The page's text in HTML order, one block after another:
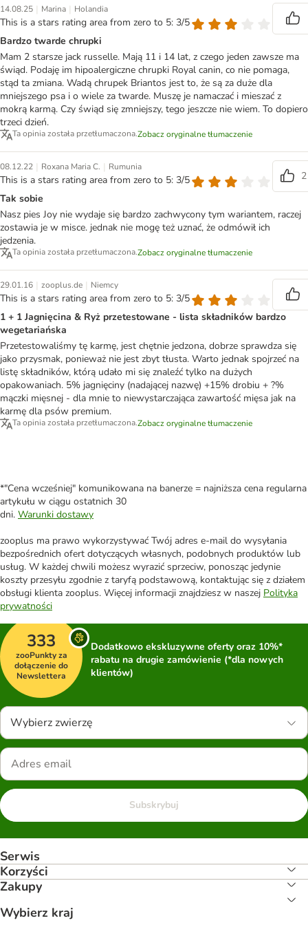
14.08.25 | Marina | Holandia
This is a stars rating area from zero to 5: 3/5
Bardzo twarde chrupki
Mam 2 starsze jack russelle. Mają 11 i 14 lat, z czego jeden zawsze ma
świąd. Podaję im hipoalergiczne chrupki Royal canin, co nie pomaga,
stąd ta zmiana. Wadą chrupek Briantos jest to, że są za duże dla
mniejszego psa i o wiele za twarde. Muszę je namaczać i mieszać z
mokrą karmą. Czy świąd się zmniejszy, tego jeszcze nie wiem. To dopiero
trzeci dzień.
Ta opinia została przetłumaczona.Zobacz oryginalne tłumaczenie
08.12.22 | Roxana Maria C. | Rumunia
This is a stars rating area from zero to 5: 3/5
2
Tak sobie
Nasz pies Joy nie wydaje się bardzo zachwycony tym wariantem, raczej
zostawia je w misce. jednak nie mogę też uznać, że odmówił ich
jedzenia.
Ta opinia została przetłumaczona.Zobacz oryginalne tłumaczenie
29.01.16 | zooplus.de | Niemcy
This is a stars rating area from zero to 5: 3/5
1 + 1 Jagnięcina & Ryż przetestowane - lista składników bardzo
wegetariańska
Przetestowaliśmy tę karmę, jest chętnie jedzona, dobrze sprawdza się
jako przysmak, ponieważ nie jest zbyt tłusta. Warto jednak spojrzeć na
listę składników, którą udało mi się znaleźć tylko na dużych
opakowaniach. 5% jagnięciny (nadającej nazwę) +15% drobiu + ?%
mączki mięsnej - dla mnie to niewystarczająca zawartość mięsa jak na
karmę dla psów premium.
Ta opinia została przetłumaczona.Zobacz oryginalne tłumaczenie
*"Cena wcześniej" komunikowana na banerze = najniższa cena regularna
artykułu w ciągu ostatnich 30
dni. Warunki dostawy
zooplus ma prawo wykorzystywać Twój adres e-mail do wysyłania
bezpośrednich ofert dotyczących własnych, podobnych produktów lub
usług. W każdej chwili możesz wyrazić sprzeciw, ponosząc jedynie
koszty przesyłu zgodnie z taryfą podstawową, kontaktując się z działem
obsługi klienta zooplus. Więcej informacji znajdziesz w naszej Polityka
prywatności
333
zooPunkty za
dołączenie do
Newslettera
Dodatkowo ekskluzywne oferty oraz 10%*
rabatu na drugie zamówienie (*dla nowych
klientów)
Wybierz zwierzę
Subskrybuj
Serwis
Korzyści
Zakupy
Wybierz kraj